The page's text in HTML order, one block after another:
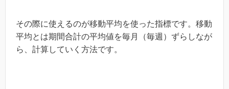
その際に使えるのが移動平均を使った指標です。移動
平均とは期間合計の平均値を毎月（毎週）ずらしなが
ら、計算していく方法です。